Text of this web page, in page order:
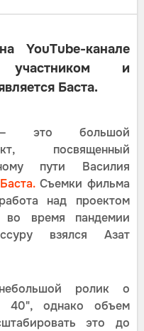
YouTube-канале
участником и
Баста.
— это большой
посвященный
пути Василия
Баста.Съемки фильма
над проектом
во время пандемии
взялся Азат
ролик о
40", однако объем
это до